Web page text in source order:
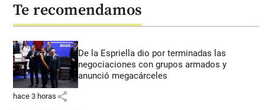
Te recomendamos
De la Espriella dio por terminadas las
negociaciones con grupos armados y
anunció megacárceles
hace 3 horas share